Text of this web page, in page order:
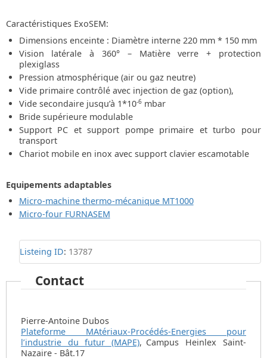
Caractéristiques ExoSEM:
Dimensions enceinte : Diamètre interne 220 mm * 150 mm
Vision latérale à 360° – Matière verre + protection
plexiglass
Pression atmosphérique (air ou gaz neutre)
Vide primaire contrôlé avec injection de gaz (option),
Vide secondaire jusqu’à 1*10-6mbar
Bride supérieure modulable
Support PC et support pompe primaire et turbo pour
transport
Chariot mobile en inox avec support clavier escamotable
Equipements adaptables
Micro-machine thermo-mécanique MT1000
Micro-four FURNASEM
Listeing ID: 13787
Contact
Pierre-Antoine Dubos
Plateforme MAtériaux-Procédés-Energies pour
l’industrie du futur (MAPE), Campus Heinlex Saint-
Nazaire - Bât.17